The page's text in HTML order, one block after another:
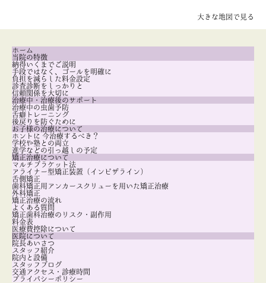
大きな地図で見る
ホーム
当院の特徴
納得いくまでご説明
手段ではなく、ゴールを明確に
負担を減らした料金設定
診査診断をしっかりと
信頼関係を大切に
治療中・治療後のサポート
治療中の虫歯予防
舌癖トレーニング
後戻りを防ぐために
お子様の治療について
ホントに 今治療するべき？
学校や塾との両立
進学などの引っ越しの予定
矯正治療について
マルチブラケット法
アライナー型矯正装置（インビザライン）
舌側矯正
歯科矯正用アンカースクリューを用いた矯正治療
外科矯正
矯正治療の流れ
よくある質問
矯正歯科治療のリスク・副作用
料金表
医療費控除について
医院について
院長あいさつ
スタッフ紹介
院内と設備
スタッフブログ
交通アクセス・診療時間
プライバシーポリシー